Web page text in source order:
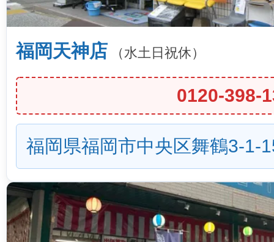
福岡天神店 （水土日祝休）
0120-398-
福岡県福岡市中央区舞鶴3-1-